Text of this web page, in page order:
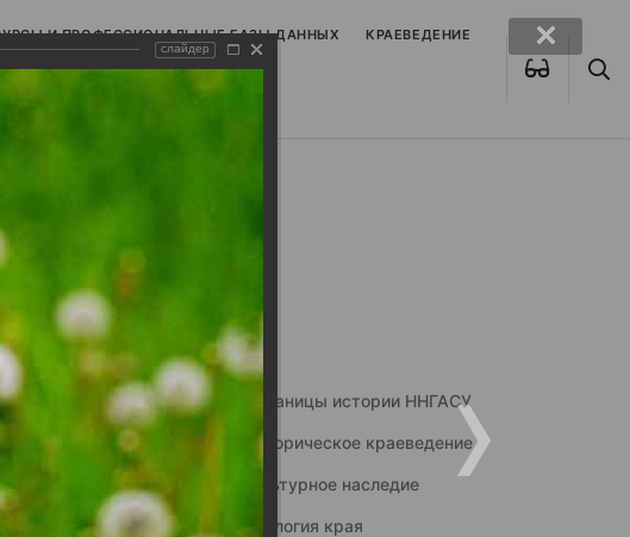
И ПРОФЕССИОНАЛЬНЫЕ БАЗЫ ДАННЫХ КРАЕВЕДЕНИЕ
Страницы истории ННГАСУ
Историческое краеведение
Культурное наследие
Экология края
слайдер